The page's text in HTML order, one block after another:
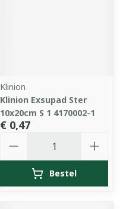
Klinion
Klinion Exsupad Ster
10x20cm S 1 4170002-1
€ 0,47
Bestel